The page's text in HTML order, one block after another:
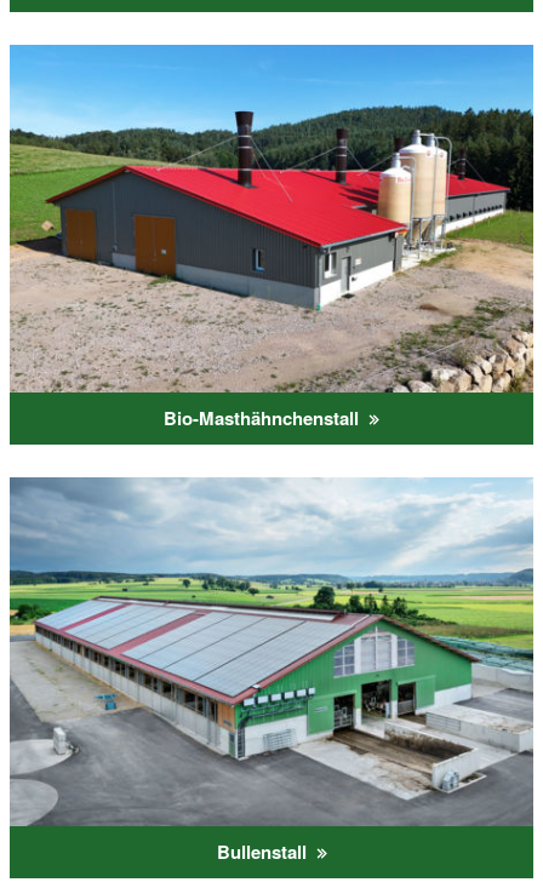
Bio-Masthähnchenstall
Bullenstall